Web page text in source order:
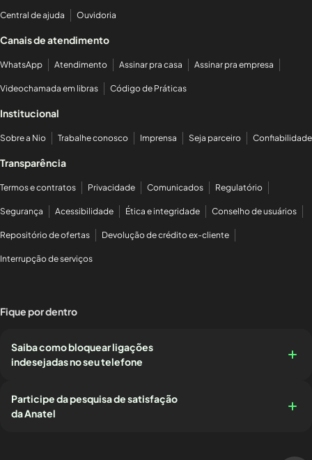
Central de ajuda Ouvidoria
Canais de atendimento
WhatsApp Atendimento Assinar pra casa Assinar pra empresa
Videochamada em libras Código de Práticas
Institucional
Sobre a Nio Trabalhe conosco Imprensa Seja parceiro Confiabilidade
Transparência
Termos e contratos Privacidade Comunicados Regulatório
Segurança Acessibilidade Ética e integridade Conselho de usuários
Repositório de ofertas Devolução de crédito ex-cliente
Interrupção de serviços
Fique por dentro
Saiba como bloquear ligações
indesejadas no seu telefone
Participe da pesquisa de satisfação
da Anatel